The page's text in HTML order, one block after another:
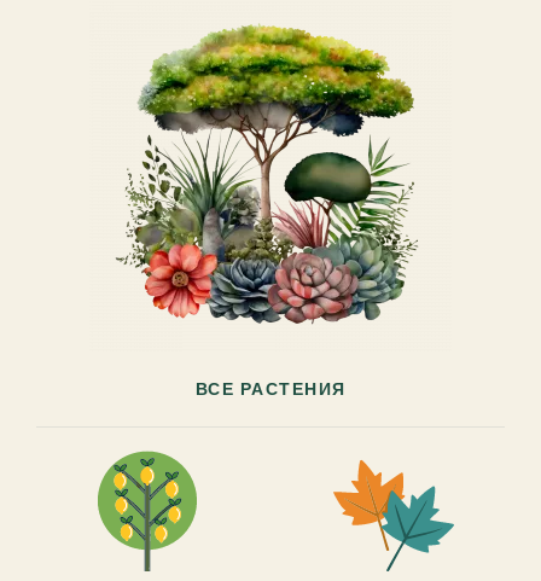
ВСЕ РАСТЕНИЯ